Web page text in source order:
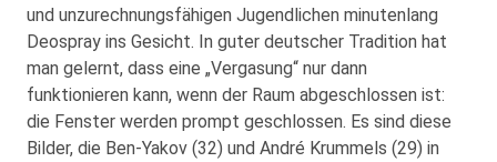
und unzurechnungsfähigen Jugendlichen minutenlang
Deospray ins Gesicht. In guter deutscher Tradition hat
man gelernt, dass eine „Vergasung“ nur dann
funktionieren kann, wenn der Raum abgeschlossen ist:
die Fenster werden prompt geschlossen. Es sind diese
Bilder, die Ben-Yakov (32) und André Krummels (29) in